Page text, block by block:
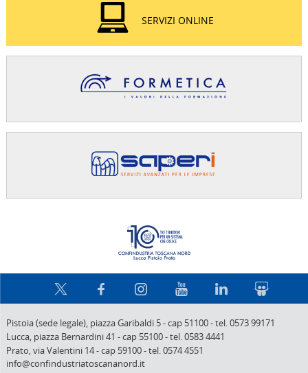
SERVIZI ONLINE
Pistoia (sede legale), piazza Garibaldi 5-cap 51100-tel. 0573 99171
Lucca, piazza Bernardini 41 -cap 55100-tel. 0583 4441
Prato,via Valentini 14-cap 59100-tel. 0574 4551
info@confindustriatoscananord.it